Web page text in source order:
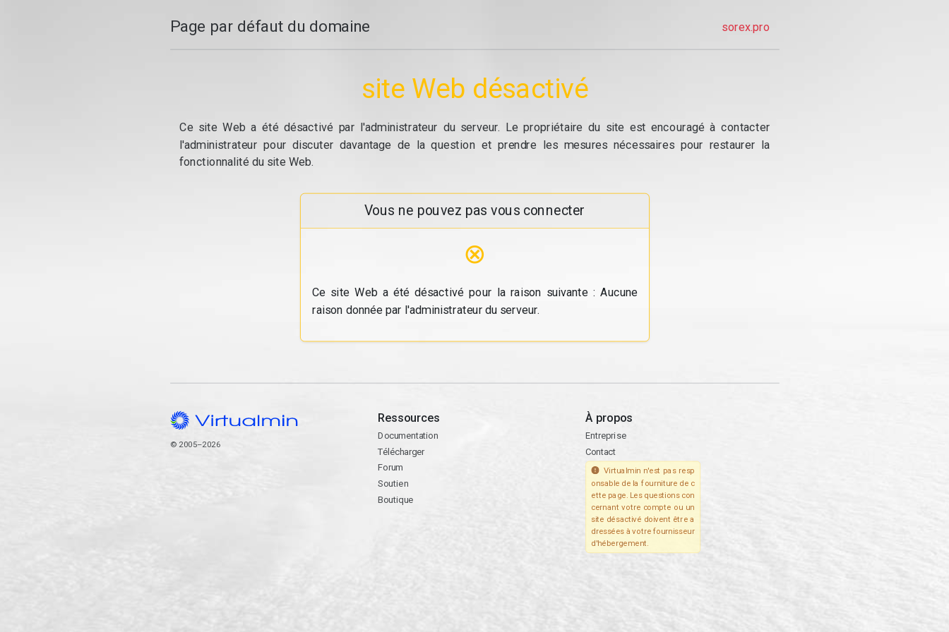
Page par défaut du domaine sorex.pro
site Web désactivé
Ce site Web a été désactivé par l'administrateur du serveur. Le propriétaire du site est encouragé à contacter
l'administrateur pour discuter davantage de la question et prendre les mesures nécessaires pour restaurer la
fonctionnalité du site Web.
Vous ne pouvez pas vous connecter
⊗
Ce site Web a été désactivé pour la raison suivante : Aucune
raison donnée par l'administrateur du serveur.
© 2005–2026
Ressources
Documentation
Télécharger
Forum
Soutien
Boutique
À propos
Entreprise
Contact
Virtualmin n'est pas resp
onsable de la fourniture de c
ette page. Les questions con
cernant votre compte ou un
site désactivé doivent être a
dressées à votre fournisseur
d'hébergement.